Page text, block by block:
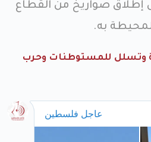
إطلاق صواريخ من القطاع
به.
للمستوطنات وحرب